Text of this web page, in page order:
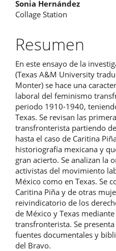
Contenido
principal
del
artículo
Sonia Hernández
Collage Station
Resumen
En este ensayo de la
(Texas A&M University
Monter) se hace una
laboral del feminismo
periodo 1910-1940,
Texas. Se revisan las
transfronterista partiendo
hasta el caso de Caritina
historiografía mexicana y
gran acierto. Se analizan la
activistas del movimiento
México como en Texas. Se
Caritina Piña y de otras
reivindicatorio de los
de México y Texas
transfronterista. Se
fuentes documentales y
del Bravo.